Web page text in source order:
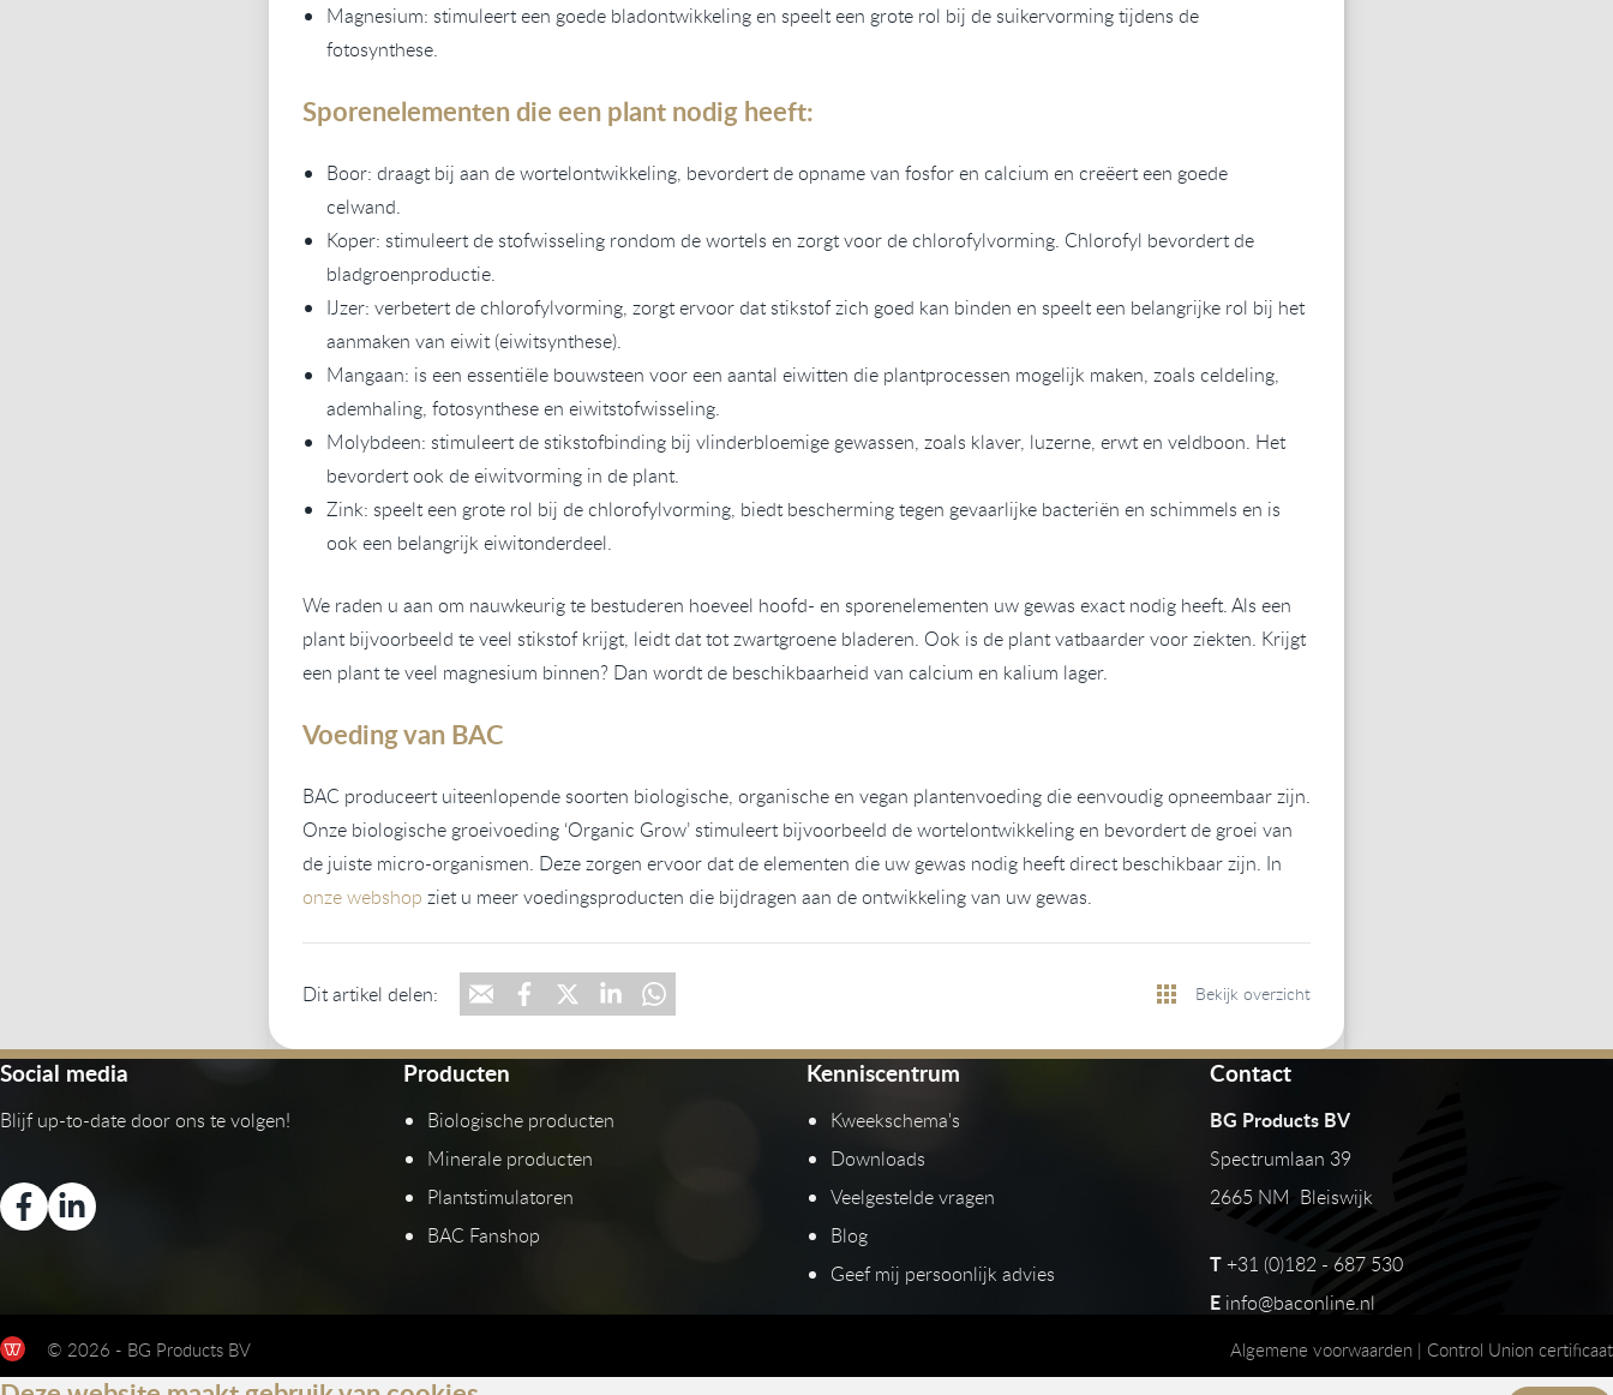
Magnesium: stimuleert een goede bladontwikkeling en speelt een grote rol bij de suikervorming tijdens de
fotosynthese.
Sporenelementen die een plant nodig heeft:
Boor: draagt bij aan de wortelontwikkeling, bevordert de opname van fosfor en calcium en creëert een goede
celwand.
Koper: stimuleert de stofwisseling rondom de wortels en zorgt voor de chlorofylvorming. Chlorofyl bevordert de
bladgroenproductie.
IJzer: verbetert de chlorofylvorming, zorgt ervoor dat stikstof zich goed kan binden en speelt een belangrijke rol bij het
aanmaken van eiwit (eiwitsynthese).
Mangaan: is een essentiële bouwsteen voor een aantal eiwitten die plantprocessen mogelijk maken, zoals celdeling,
ademhaling, fotosynthese en eiwitstofwisseling.
Molybdeen: stimuleert de stikstofbinding bij vlinderbloemige gewassen, zoals klaver, luzerne, erwt en veldboon. Het
bevordert ook de eiwitvorming in de plant.
Zink: speelt een grote rol bij de chlorofylvorming, biedt bescherming tegen gevaarlijke bacteriën en schimmels en is
ook een belangrijk eiwitonderdeel.
We raden u aan om nauwkeurig te bestuderen hoeveel hoofd- en sporenelementen uw gewas exact nodig heeft. Als een
plant bijvoorbeeld te veel stikstof krijgt, leidt dat tot zwartgroene bladeren. Ook is de plant vatbaarder voor ziekten. Krijgt
een plant te veel magnesium binnen? Dan wordt de beschikbaarheid van calcium en kalium lager.
Voeding van BAC
BAC produceert uiteenlopende soorten biologische, organische en vegan plantenvoeding die eenvoudig opneembaar zijn.
Onze biologische groeivoeding ‘Organic Grow’ stimuleert bijvoorbeeld de wortelontwikkeling en bevordert de groei van
de juiste micro-organismen. Deze zorgen ervoor dat de elementen die uw gewas nodig heeft direct beschikbaar zijn. In
onze webshop ziet u meer voedingsproducten die bijdragen aan de ontwikkeling van uw gewas.
Dit artikel delen: Bekijk overzicht
Social media
Blijf up-to-date door ons te volgen!
Producten
Biologische producten
Minerale producten
Plantstimulatoren
BAC Fanshop
Kenniscentrum
Kweekschema's
Downloads
Veelgestelde vragen
Blog
Geef mij persoonlijk advies
Contact
BG Products BV
Spectrumlaan 39
2665 NM Bleiswijk
T +31 (0)182 - 687 530
E info@baconline.nl
© 2026 - BG Products BV Algemene voorwaarden | Control Union certificaat